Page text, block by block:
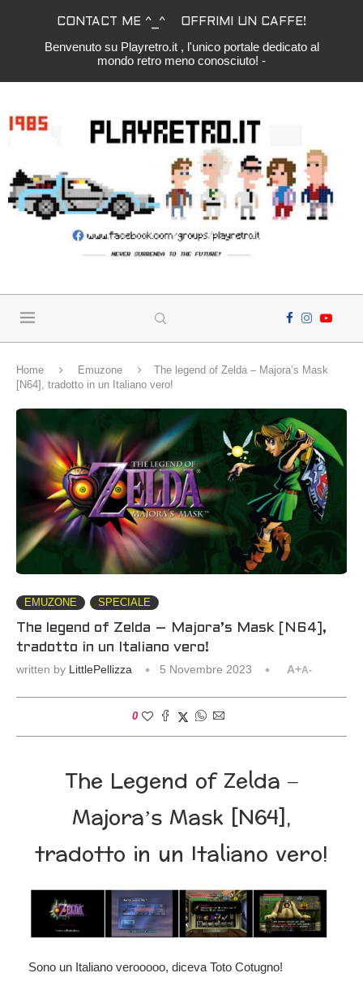
CONTACT ME ^_^ OFFRIMI UN CAFFE!
Benvenuto su Playretro.it , l'unico portale dedicato al
mondo retro meno conosciuto! -
Home Emuzone
The legend of Zelda – Majora’s Mask
[N64], tradotto in un Italiano vero!
EMUZONE SPECIALE
The legend of Zelda – Majora’s Mask [N64],
tradotto in un Italiano vero!
written by LittlePellizza 5 Novembre 2023 A+A-
0
The Legend of Zelda –
Majora’s Mask [N64],
tradotto in un Italiano vero!
Sono un Italiano verooooo, diceva Toto Cotugno!